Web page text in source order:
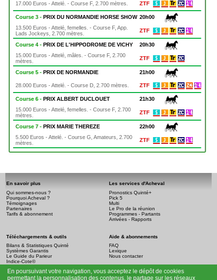
17.000 Euros - Attelé. - Course F, 2.700 mètres. ZTF
Course 3 -PRIX DU NORMANDIE HORSE SHOW 20h00
13.500 Euros - Attelé, femelles. - Course F, App.
Lads Jockeys, 2.700 mètres.
ZTF
Course 4 -PRIX DE L'HIPPODROME DE VICHY
20h30
15.000 Euros - Attelé, mâles. - Course F, 2.700
mètres.
ZTF
Course 5 -PRIX DE NORMANDIE 21h00
28.000 Euros - Attelé. - Course D, 2.700 mètres. ZTF
Course 6 -PRIX ALBERT DUCLOUET
21h30
15.000 Euros - Attelé, femelles. - Course F, 2.700
mètres.
ZTF
Course 7 -PRIX MARIE THEREZE
22h00
5.500 Euros - Attelé. - Course G, Amateurs, 2.700
mètres.
ZTF
En savoir plus
Qui sommes-nous ?
Pourquoi Acheval ?
Témoignages
Partenaires
Tarifs & abonnement
Les services d'Acheval
Pronostics Quinté+
Pick 5
Multi
Le Pro de la réunion
Programmes - Partants
Arrivées - Rapports
Téléchargements & outils
Bilans & Statistiques Quinté
Systèmes Garantis
Le Guide du Parieur
Indice-Cote©
Aide & abonnements
FAQ
Lexique
Nous contacter
Infos légales
En poursuivant votre navigation, vous acceptez le dépôt de cookies
permettant la personnalisation des contenus, le partage sur les réseaux